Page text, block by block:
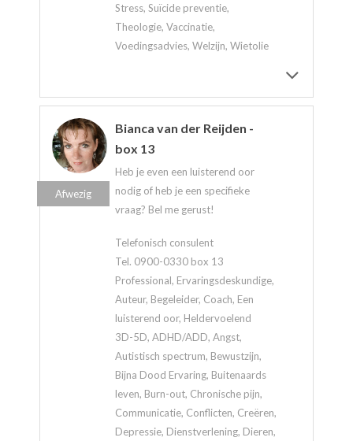
Stress, Suïcide preventie,
Theologie, Vaccinatie,
Voedingsadvies, Welzijn, Wietolie
Bianca van der Reijden -
box 13
Heb je even een luisterend oor
nodig of heb je een specifieke
vraag? Bel me gerust!
Telefonisch consulent
Tel. 0900-0330 box 13
Professional, Ervaringsdeskundige,
Auteur, Begeleider, Coach, Een
luisterend oor, Heldervoelend
3D-5D, ADHD/ADD, Angst,
Autistisch spectrum, Bewustzijn,
Bijna Dood Ervaring, Buitenaards
leven, Burn-out, Chronische pijn,
Communicatie, Conflicten, Creëren,
Depressie, Dienstverlening, Dieren,
Afwezig